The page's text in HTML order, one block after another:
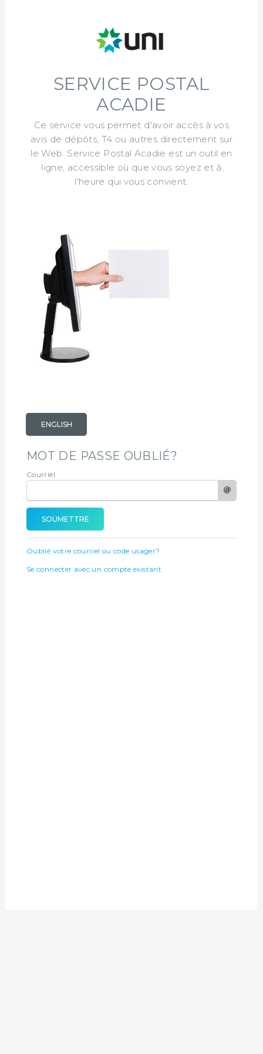
SERVICE POSTAL
ACADIE
Ce service vous permet d'avoir accès à vos
avis de dépôts, T4 ou autres directement sur
le Web. Service Postal Acadie est un outil en
ligne, accessible où que vous soyez et à
l'heure qui vous convient.
ENGLISH
MOT DE PASSE OUBLIÉ?
Courriel
SOUMETTRE
Oublié votre courriel ou code usager?
Se connecter avec un compte existant